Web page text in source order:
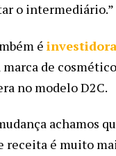
o intermediário.”
é
marca de
no modelo D2C.
achamos
receita é muito